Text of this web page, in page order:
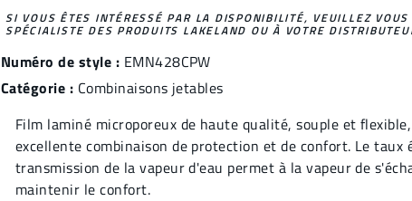
SI VOUS ÊTES INTÉRESSÉ PAR LA DISPONIBILITÉ, VEUILLEZ
SPÉCIALISTE DES PRODUITS LAKELAND OU À VOTRE
Numéro de style : EMN428CPW
Catégorie : Combinaisons jetables
Film laminé microporeux de haute qualité, souple et
excellente combinaison de protection et de confort. Le taux
transmission de la vapeur d'eau permet à la vapeur de
maintenir le confort.